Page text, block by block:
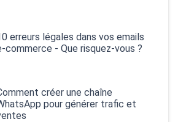
erreurs légales dans vos emails
- Que risquez-vous ?
créer une chaîne
pour générer trafic et